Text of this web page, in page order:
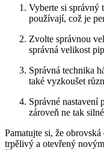
Vyberte si správný‍
používají, což je
Zvolte správnou
správná velikost
Správná technika
také vyzkoušet
Správné nastavení
zároveň ne‍ tak
Pamatujte si, že
trpělivý a ⁤otevřený